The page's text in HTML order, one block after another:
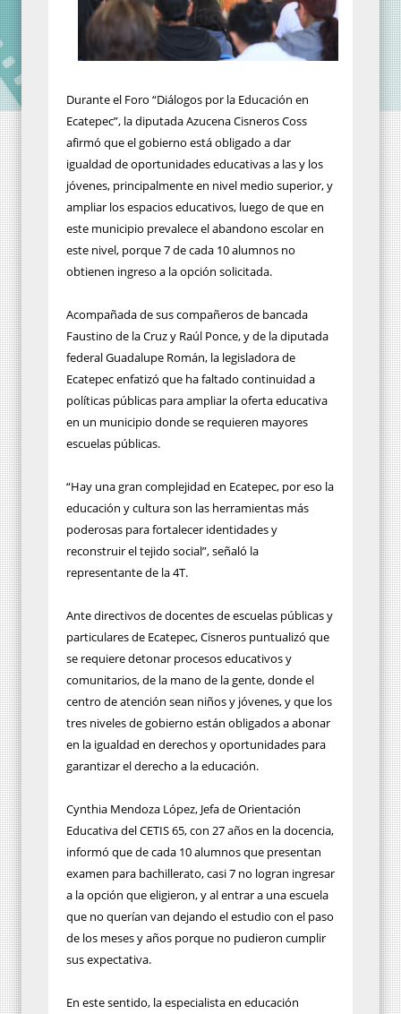
Durante el Foro “Diálogos por la Educación en
Ecatepec”, la diputada Azucena Cisneros Coss
afirmó que el gobierno está obligado a dar
igualdad de oportunidades educativas a las y los
jóvenes, principalmente en nivel medio superior, y
ampliar los espacios educativos, luego de que en
este municipio prevalece el abandono escolar en
este nivel, porque 7 de cada 10 alumnos no
obtienen ingreso a la opción solicitada.
Acompañada de sus compañeros de bancada
Faustino de la Cruz y Raúl Ponce, y de la diputada
federal Guadalupe Román, la legisladora de
Ecatepec enfatizó que ha faltado continuidad a
políticas públicas para ampliar la oferta educativa
en un municipio donde se requieren mayores
escuelas públicas.
“Hay una gran complejidad en Ecatepec, por eso la
educación y cultura son las herramientas más
poderosas para fortalecer identidades y
reconstruir el tejido social”, señaló la
representante de la 4T.
Ante directivos de docentes de escuelas públicas y
particulares de Ecatepec, Cisneros puntualizó que
se requiere detonar procesos educativos y
comunitarios, de la mano de la gente, donde el
centro de atención sean niños y jóvenes, y que los
tres niveles de gobierno están obligados a abonar
en la igualdad en derechos y oportunidades para
garantizar el derecho a la educación.
Cynthia Mendoza López, Jefa de Orientación
Educativa del CETIS 65, con 27 años en la docencia,
informó que de cada 10 alumnos que presentan
examen para bachillerato, casi 7 no logran ingresar
a la opción que eligieron, y al entrar a una escuela
que no querían van dejando el estudio con el paso
de los meses y años porque no pudieron cumplir
sus expectativa.
En este sentido, la especialista en educación